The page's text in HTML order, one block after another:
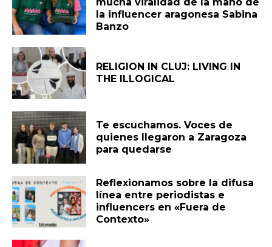
mucha viralidad de la mano de
la influencer aragonesa Sabina
Banzo
RELIGION IN CLUJ: LIVING IN
THE ILLOGICAL
Te escuchamos. Voces de
quienes llegaron a Zaragoza
para quedarse
Reflexionamos sobre la difusa
línea entre periodistas e
influencers en «Fuera de
Contexto»